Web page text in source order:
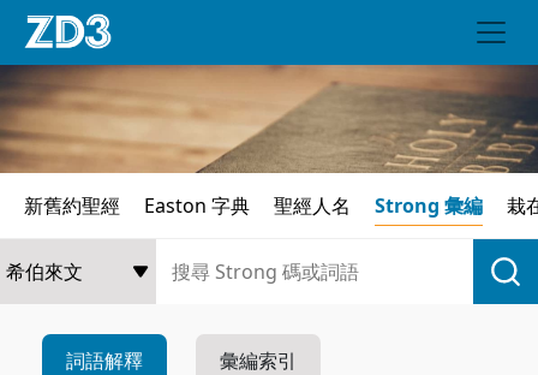
新舊約聖經 Easton 字典 聖經人名 Strong 彙編 栽
詞語解釋 彙編索引